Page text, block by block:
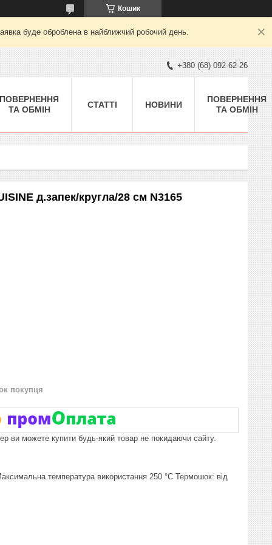
Кошик
буде оброблена в найближчий робочий день.
+380 (68) 092-62-26
ПОВЕРНЕННЯ
ТА ОБМІН
СТАТТІ НОВИНИ
ПОВЕРНЕННЯ
ТА ОБМІН
д.запек/кругла/28 см N3165
покупця
ви можете купити будь-який товар не покидаючи сайту.
температура використання 250 °C Термошок: від